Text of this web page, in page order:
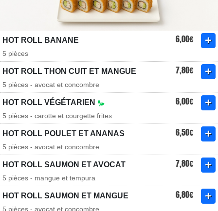
HOT ROLL BANANE 6,00€
5 pièces
HOT ROLL THON CUIT ET MANGUE 7,80€
5 pièces - avocat et concombre
HOT ROLL VÉGÉTARIEN 6,00€
5 pièces - carotte et courgette frites
HOT ROLL POULET ET ANANAS 6,50€
5 pièces - avocat et concombre
HOT ROLL SAUMON ET AVOCAT 7,80€
5 pièces - mangue et tempura
HOT ROLL SAUMON ET MANGUE 6,80€
5 pièces - avocat et concombre